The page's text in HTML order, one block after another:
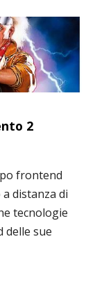
2
frontend
distanza di
tecnologie
delle sue